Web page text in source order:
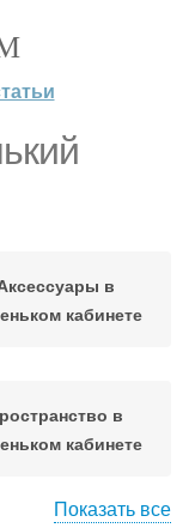
в
кабинете
в
кабинете
Показать все